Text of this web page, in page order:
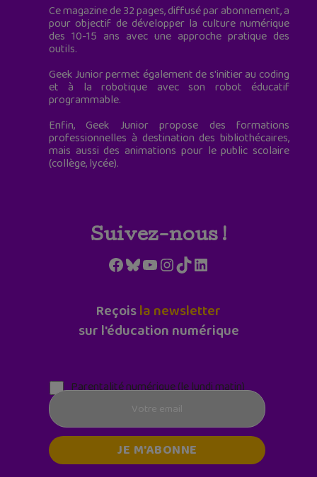
Ce magazine de 32 pages, diffusé par abonnement, a
pour objectif de développer la culture numérique
des 10-15 ans avec une approche pratique des
outils.
Geek Junior permet également de s'initier au coding
et à la robotique avec son robot éducatif
programmable.
Enfin, Geek Junior propose des formations
professionnelles à destination des bibliothécaires,
mais aussi des animations pour le public scolaire
(collège, lycée).
Suivez-nous !
Facebook
Bluesky
YouTube
Instagram
TikTokLinkedIn
Reçoisla newsletter
sur l'éducation numérique
Parentalité numérique (le lundi matin)